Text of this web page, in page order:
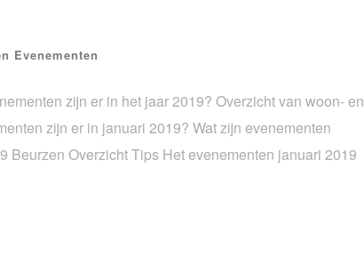
Evenementen
zijn er in het jaar 2019? Overzicht van woon- en
zijn er in januari 2019? Wat zijn evenementen
Overzicht Tips Het evenementen januari 2019